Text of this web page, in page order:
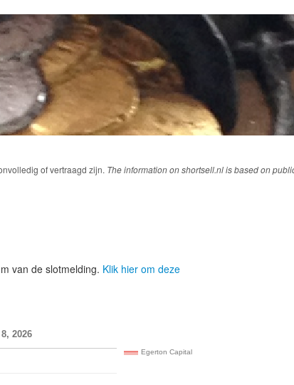
of vertraagd zijn. The information on shortsell.nl is based on
van de slotmelding. Klik hier om deze
2026
Egerton Capital